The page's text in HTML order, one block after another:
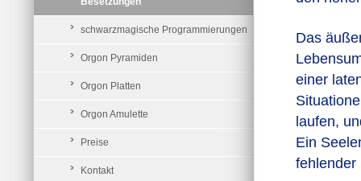
Das
einer
laufen,
Ein
fehlender
schwarzmagische Programmierungen
Orgon Pyramiden
Orgon Platten
Orgon Amulette
Preise
Kontakt